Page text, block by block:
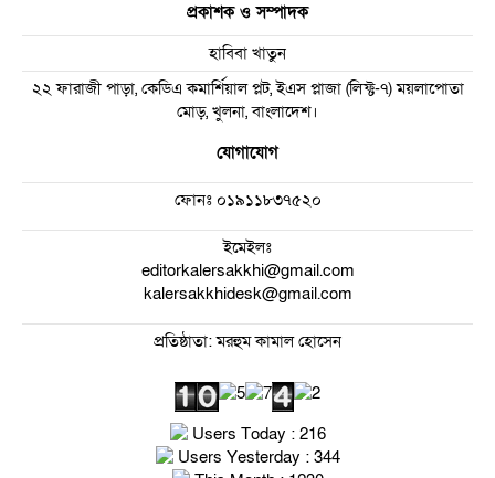
প্রকাশক ও সম্পাদক
হাবিবা খাতুন
২২ ফারাজী পাড়া, কেডিএ কমার্শিয়াল প্লট, ইএস প্লাজা (লিফ্ট-৭) ময়লাপোতা
মোড়, খুলনা, বাংলাদেশ।
যোগাযোগ
ফোনঃ০১৯১১৮৩৭৫২০
ইমেইলঃ
editorkalersakkhi@gmail.com
kalersakkhidesk@gmail.com
প্রতিষ্ঠাতা: মরহুম কামাল হোসেন
Users Today : 216
Users Yesterday : 344